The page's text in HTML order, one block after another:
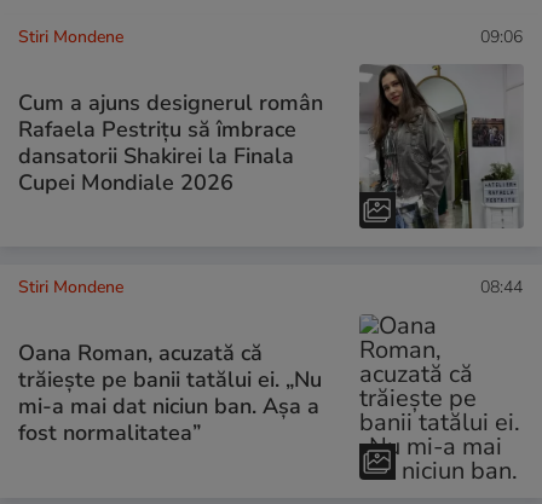
Stiri Mondene 09:06
Cum a ajuns designerul român
Rafaela Pestrițu să îmbrace
dansatorii Shakirei la Finala
Cupei Mondiale 2026
Stiri Mondene 08:44
Oana Roman, acuzată că
trăiește pe banii tatălui ei. „Nu
mi-a mai dat niciun ban. Așa a
fost normalitatea”